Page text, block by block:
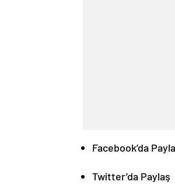
Facebook’da
Twitter’da Paylaş